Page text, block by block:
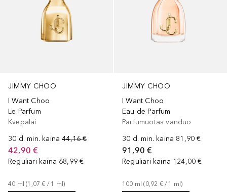
JIMMY CHOO
I Want Choo
Le Parfum
Kvepalai
30 d. min. kaina 44,16 €
42,90 €
Reguliari kaina 68,99 €
40 ml (1,07 € / 1 ml)
JIMMY CHOO
I Want Choo
Eau de Parfum
Parfumuotas vanduo
30 d. min. kaina 81,90 €
91,90 €
Reguliari kaina 124,00 €
100 ml (0,92 € / 1 ml)